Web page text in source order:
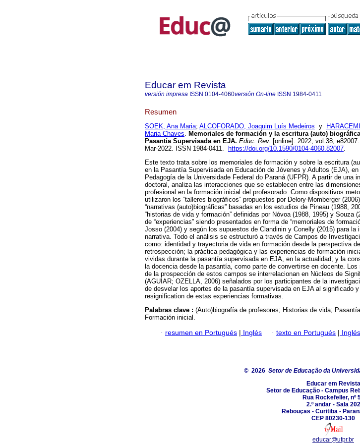
Educar em Revista
versión impresa ISSN 0104-4060versión On-line ISSN 1984-0411
Resumen
SOEK, Ana Maria; ALCOFORADO, Joaquim Luís Medeiros y
Maria Chaves. Memoriales de formación y la escritura (auto)
Pasantía Supervisada en EJA. Educ. Rev. [online]. 2022, vol.38,
Mar-2022. ISSN 1984-0411.
https://doi.org/10.1590/0104-4060.82007.
Este texto trata sobre los memoriales de formación y sobre la escritura
en la Pasantía Supervisada en Educación de Jóvenes y Adultos (EJA),
Pedagogía de la Universidade Federal do Paraná (UFPR). A partir de una
doctoral, analiza las interacciones que se establecen entre las
profesional en la formación inicial del profesorado. Como dispositivos
utilizaron los “talleres biográficos” propuestos por Delory-Momberger
“narrativas (auto)biográficas” basadas en los estudios de Pineau (1988,
“historias de vida y formación” definidas por Nóvoa (1988, 1995) y Souza
de “experiencias” siendo presentados en forma de “memoriales de
Josso (2004) y según los supuestos de Clandinin y Conelly (2015) para la
narrativa. Todo el análisis se estructuró a través de Campos de
como: identidad y trayectoria de vida en formación desde la perspectiva
retrospección; la práctica pedagógica y las experiencias de formación
vividas durante la pasantía supervisada en EJA, en la actualidad; y la
la docencia desde la pasantía, como parte de convertirse en docente. Los
de la prospección de estos campos se interrelacionan en Núcleos de
(AGUIAR; OZELLA, 2006) señalados por los participantes de la
de desvelar los aportes de la pasantía supervisada en EJA al significado y
resignification de estas experiencias formativas.
Palabras clave : (Auto)biografía de profesores; Historias de vida;
Formación inicial.
· resumen en Portugués | Inglés · texto en Portugués | Inglés
© 2026 Setor de Educação da
Educar em Revista
Setor de Educação - Campus
Rua Rockefeller, nº
2.º andar - Sala 202
Rebouças - Curitiba -
CEP 80230-130
educar@ufpr.br